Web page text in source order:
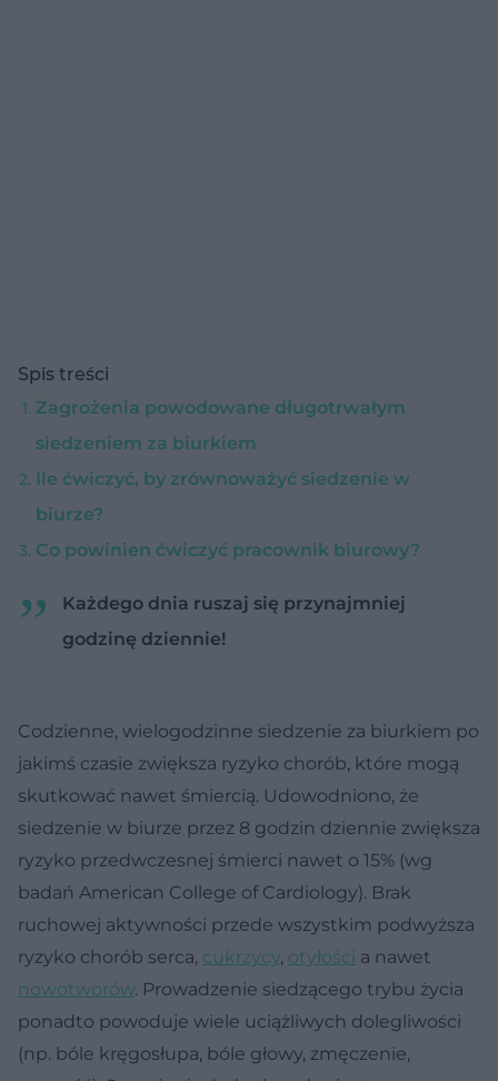
Spis treści
Zagrożenia powodowane długotrwałym
siedzeniem za biurkiem
Ile ćwiczyć, by zrównoważyć siedzenie w
biurze?
Co powinien ćwiczyć pracownik biurowy?
Każdego dnia ruszaj się przynajmniej
godzinę dziennie!
Codzienne, wielogodzinne siedzenie za biurkiem po
jakimś czasie zwiększa ryzyko chorób, które mogą
skutkować nawet śmiercią. Udowodniono, że
siedzenie w biurze przez 8 godzin dziennie zwiększa
ryzyko przedwczesnej śmierci nawet o 15% (wg
badań American College of Cardiology). Brak
ruchowej aktywności przede wszystkim podwyższa
ryzyko chorób serca, cukrzycy, otyłości a nawet
nowotworów. Prowadzenie siedzącego trybu życia
ponadto powoduje wiele uciążliwych dolegliwości
(np. bóle kręgosłupa, bóle głowy, zmęczenie,